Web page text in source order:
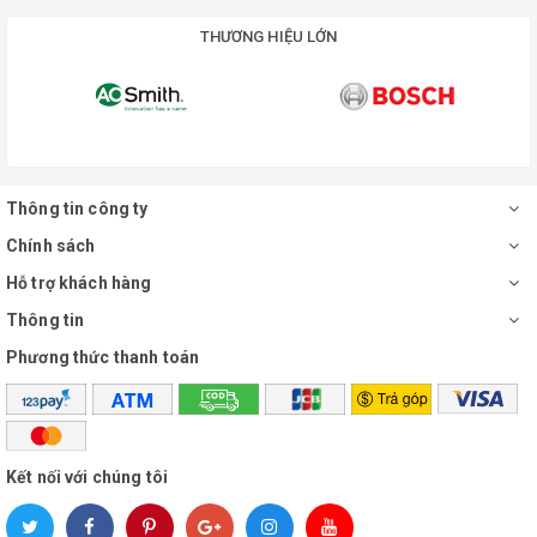
THƯƠNG HIỆU LỚN
Thông tin công ty
Chính sách
Hỗ trợ khách hàng
Thông tin
Phương thức thanh toán
Kết nối với chúng tôi